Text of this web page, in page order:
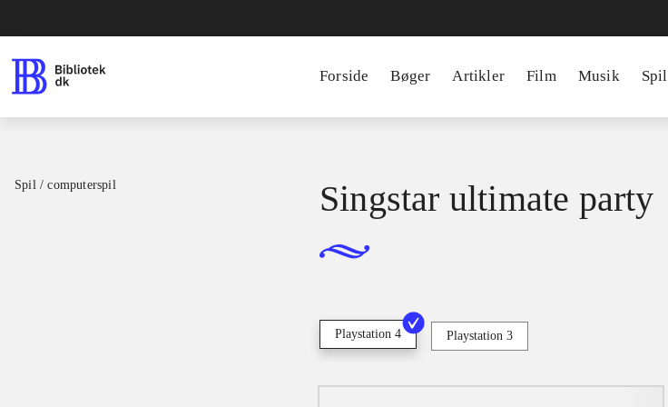
Forside Bøger Artikler Film Musik Spil
Spil / computerspil Singstar ultimate party
Playstation 4 Playstation 3